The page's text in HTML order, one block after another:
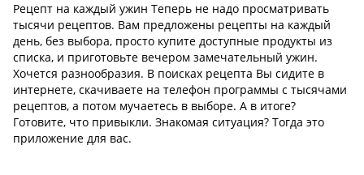
Рецепт на каждый ужин Теперь не надо просматривать
тысячи рецептов. Вам предложены рецепты на каждый
день, без выбора, просто купите доступные продукты из
списка, и приготовьте вечером замечательный ужин.
Хочется разнообразия. В поисках рецепта Вы сидите в
интернете, скачиваете на телефон программы с тысячами
рецептов, а потом мучаетесь в выборе. А в итоге?
Готовите, что привыкли. Знакомая ситуация? Тогда это
приложение для вас.